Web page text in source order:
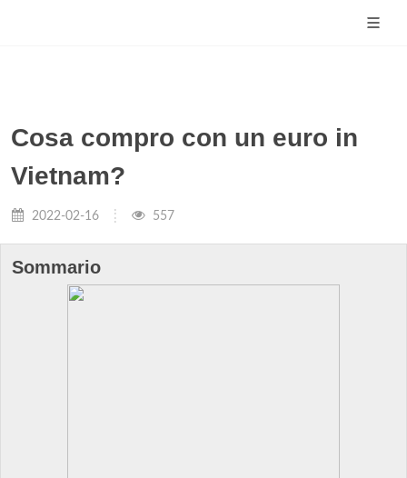
Cosa compro con un euro in
Vietnam?
2022-02-16 557
Sommario